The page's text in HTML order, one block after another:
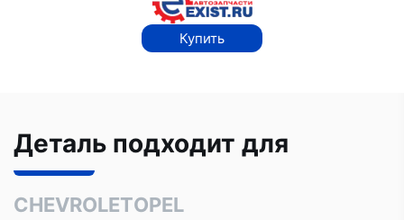
Купить
Деталь подходит для
CHEVROLETOPEL